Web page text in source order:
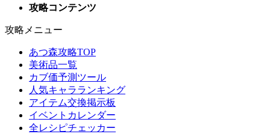
攻略コンテンツ
攻略メニュー
あつ森攻略TOP
美術品一覧
カブ価予測ツール
人気キャラランキング
アイテム交換掲示板
イベントカレンダー
全レシピチェッカー